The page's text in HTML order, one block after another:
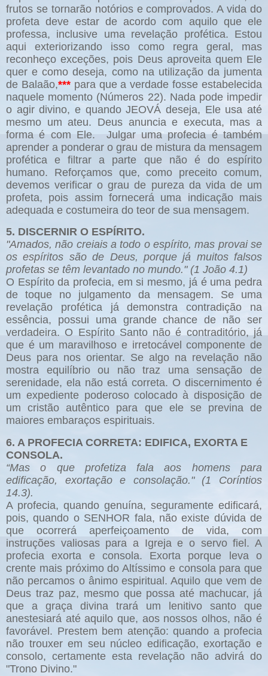
frutos se tornarão notórios e comprovados. A vida do
profeta deve estar de acordo com aquilo que ele
professa, inclusive uma revelação profética. Estou
aqui exteriorizando isso como regra geral, mas
reconheço exceções, pois Deus aproveita quem Ele
quer e como deseja, como na utilização da jumenta
de Balaão,***para que a verdade fosse estabelecida
naquele momento (Números 22). Nada pode impedir
o agir divino, e quando JEOVÁ deseja, Ele usa até
mesmo um ateu. Deus anuncia e executa, mas a
forma é com Ele. Julgar uma profecia é também
aprender a ponderar o grau de mistura da mensagem
profética e filtrar a parte que não é do espírito
humano. Reforçamos que, como preceito comum,
devemos verificar o grau de pureza da vida de um
profeta, pois assim fornecerá uma indicação mais
adequada e costumeira do teor de sua mensagem.
5. DISCERNIR O ESPÍRITO.
"Amados, não creiais a todo o espírito, mas provai se
os espíritos são de Deus, porque já muitos falsos
profetas se têm levantado no mundo." (1 João 4.1)
O Espírito da profecia, em si mesmo, já é uma pedra
de toque no julgamento da mensagem. Se uma
revelação profética já demonstra contradição na
essência, possui uma grande chance de não ser
verdadeira. O Espírito Santo não é contraditório, já
que é um maravilhoso e irretocável componente de
Deus para nos orientar. Se algo na revelação não
mostra equilíbrio ou não traz uma sensação de
serenidade, ela não está correta. O discernimento é
um expediente poderoso colocado à disposição de
um cristão autêntico para que ele se previna de
maiores embaraços espirituais.
6. A PROFECIA CORRETA: EDIFICA, EXORTA E
CONSOLA.
“Mas o que profetiza fala aos homens para
edificação, exortação e consolação." (1 Coríntios
14.3).
A profecia, quando genuína, seguramente edificará,
pois, quando o SENHOR fala, não existe dúvida de
que ocorrerá aperfeiçoamento de vida, com
instruções valiosas para a Igreja e o servo fiel. A
profecia exorta e consola. Exorta porque leva o
crente mais próximo do Altíssimo e consola para que
não percamos o ânimo espiritual. Aquilo que vem de
Deus traz paz, mesmo que possa até machucar, já
que a graça divina trará um lenitivo santo que
anestesiará até aquilo que, aos nossos olhos, não é
favorável. Prestem bem atenção: quando a profecia
não trouxer em seu núcleo edificação, exortação e
consolo, certamente esta revelação não advirá do
"Trono Divino."